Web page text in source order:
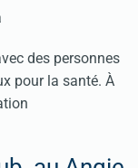
des personnes
pour la santé. À